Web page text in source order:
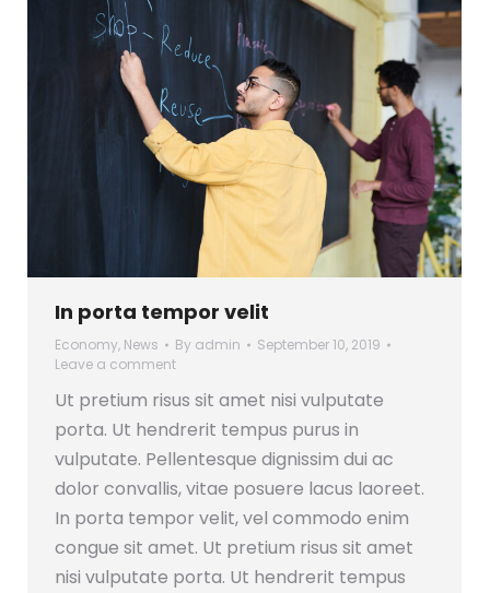
In porta tempor velit
Economy, News By admin
September 10, 2019
Leave a comment
Ut pretium risus sit amet nisi vulputate
porta. Ut hendrerit tempus purus in
vulputate. Pellentesque dignissim dui ac
dolor convallis, vitae posuere lacus laoreet.
In porta tempor velit, vel commodo enim
congue sit amet. Ut pretium risus sit amet
nisi vulputate porta. Ut hendrerit tempus